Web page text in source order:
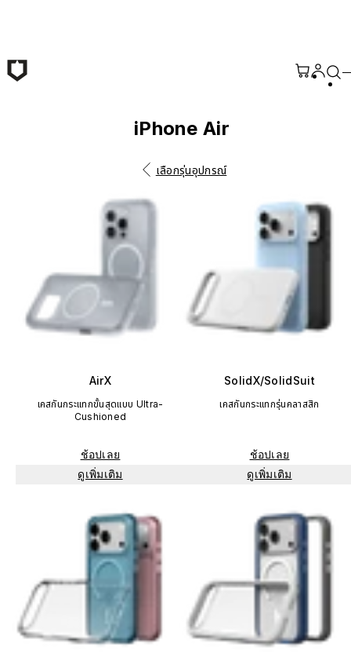
iPhone Air
เลือกรุ่นอุปกรณ์
AirX
เคสกันกระแทกขั้นสุดแบบ Ultra-
Cushioned
ช้อปเลย
ดูเพิ่มเติม
SolidX/SolidSuit
เคสกันกระแทกรุ่นคลาสสิก
ช้อปเลย
ดูเพิ่มเติม